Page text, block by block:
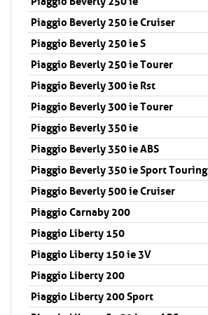
Piaggio Beverly 250 ie Cruiser
Piaggio Beverly 250 ie S
Piaggio Beverly 250 ie Tourer
Piaggio Beverly 300 ie Rst
Piaggio Beverly 300 ie Tourer
Piaggio Beverly 350 ie
Piaggio Beverly 350 ie ABS
Piaggio Beverly 350 ie Sport Touring
Piaggio Beverly 500 ie Cruiser
Piaggio Carnaby 200
Piaggio Liberty 150
Piaggio Liberty 150 ie 3V
Piaggio Liberty 200
Piaggio Liberty 200 Sport